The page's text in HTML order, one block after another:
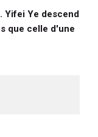
Yifei Ye descend
que celle d'une